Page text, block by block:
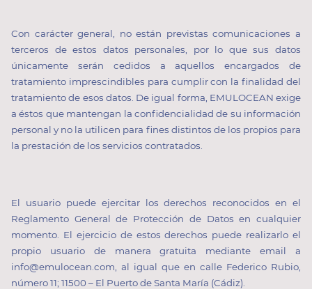
Con carácter general, no están previstas comunicaciones a
terceros de estos datos personales, por lo que sus datos
únicamente serán cedidos a aquellos encargados de
tratamiento imprescindibles para cumplir con la finalidad del
tratamiento de esos datos. De igual forma, EMULOCEAN exige
a éstos que mantengan la confidencialidad de su información
personal y no la utilicen para fines distintos de los propios para
la prestación de los servicios contratados.
El usuario puede ejercitar los derechos reconocidos en el
Reglamento General de Protección de Datos en cualquier
momento. El ejercicio de estos derechos puede realizarlo el
propio usuario de manera gratuita mediante email a
info@emulocean.com, al igual que en calle Federico Rubio,
número 11; 11500 – El Puerto de Santa María (Cádiz).